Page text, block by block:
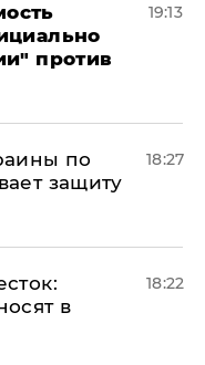
против
19:13
по
защиту
18:27
в
18:22